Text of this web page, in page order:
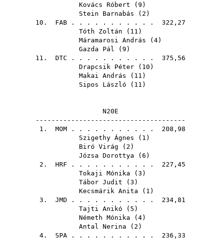
Kovács Róbert ( 9 )
Stein Barnabás ( 2 )
10. FAB . . . . . . . . . . . 322,27
Tóth Zoltán ( 11 )
Máramarosi András ( 4)
Gazda Pál ( 9 )
11. DTC . . . . . . . . . . . 375,56
Drapcsik Péter ( 10 )
Makai András ( 11 )
Sipos László ( 11 )
N20E
--------------------------------------
1. MOM . . . . . . . . . . . 208,98
Szigethy Ágnes ( 1 )
Biró Virág ( 2 )
Józsa Dorottya ( 6 )
2. HRF . . . . . . . . . . . 227,45
Tokaji Mónika ( 3 )
Tábor Judit ( 3 )
Kecsmárik Anita ( 1 )
3. JMD . . . . . . . . . . . 234,81
Tajti Anikó ( 5 )
Németh Mónika ( 4)
Antal Nerina ( 2 )
4. SPA . . . . . . . . . . . 236,33